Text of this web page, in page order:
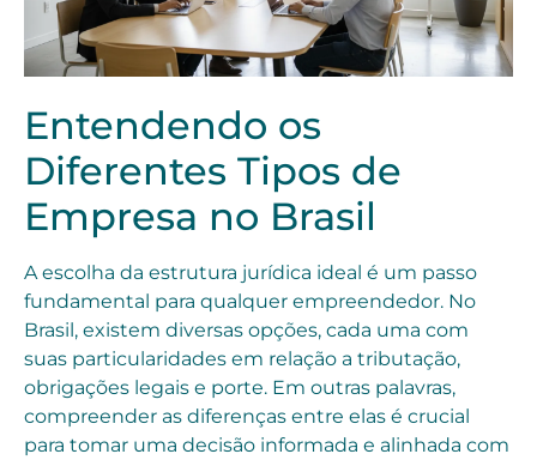
Entendendo os
Diferentes Tipos de
Empresa no Brasil
A escolha da estrutura jurídica ideal é um passo
fundamental para qualquer empreendedor. No
Brasil, existem diversas opções, cada uma com
suas particularidades em relação a tributação,
obrigações legais e porte. Em outras palavras,
compreender as diferenças entre elas é crucial
para tomar uma decisão informada e alinhada com